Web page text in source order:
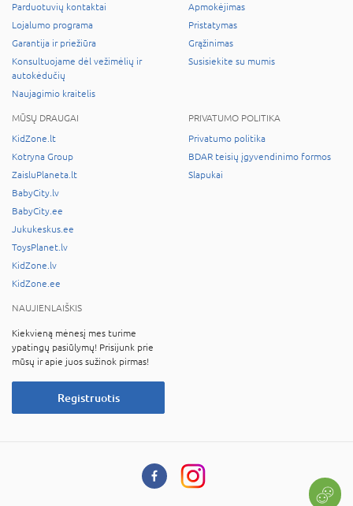
Parduotuvių kontaktai
Lojalumo programa
Garantija ir priežiūra
Konsultuojame dėl vežimėlių ir
autokėdučių
Naujagimio kraitelis
Apmokėjimas
Pristatymas
Grąžinimas
Susisiekite su mumis
MŪSŲ DRAUGAI
KidZone.lt
Kotryna Group
ZaisluPlaneta.lt
BabyCity.lv
BabyCity.ee
Jukukeskus.ee
ToysPlanet.lv
KidZone.lv
KidZone.ee
PRIVATUMO POLITIKA
Privatumo politika
BDAR teisių įgyvendinimo formos
Slapukai
NAUJIENLAIŠKIS
Kiekvieną mėnesį mes turime
ypatingų pasiūlymų! Prisijunk prie
mūsų ir apie juos sužinok pirmas!
Registruotis